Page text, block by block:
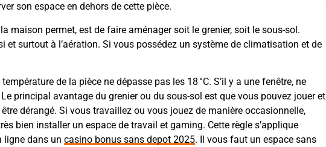
son espace en dehors de cette pièce.
maison permet, est de faire aménager soit le grenier, soit le sous-sol.
et surtout à l’aération. Si vous possédez un système de climatisation et de
de la pièce ne dépasse pas les 18 °C. S’il y a une fenêtre, ne
principal avantage du grenier ou du sous-sol est que vous pouvez jouer et
dérangé. Si vous travaillez ou vous jouez de manière occasionnelle,
bien installer un espace de travail et gaming. Cette règle s’applique
ligne dans un casino bonus sans depot 2025. Il vous faut un espace sans